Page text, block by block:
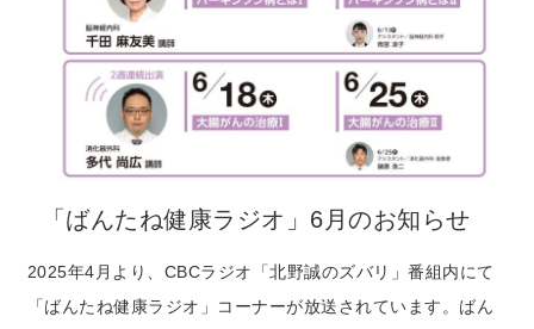
「ばんたね健康ラジオ」6月のお知らせ
2025年4月より、CBCラジオ「北野誠のズバリ」番組内にて
「ばんたね健康ラジオ」コーナーが放送されています。ばん